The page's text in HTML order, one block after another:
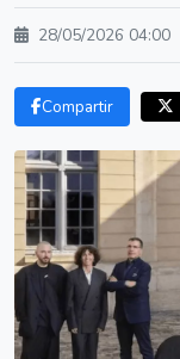
28/05/2026 04:00
Compartir